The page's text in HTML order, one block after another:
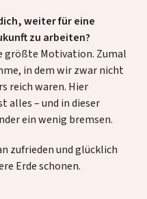
weiter für eine
zu arbeiten?
größte Motivation. Zumal
in dem wir zwar nicht
reich waren. Hier
alles – und in dieser
ein wenig bremsen.
zufrieden und glücklich
Erde schonen.